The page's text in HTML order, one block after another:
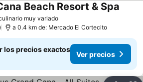
muy variadoVer precios
Beach Resort & Spa
a 0.4 km de: Mercado El Cortecito
los precios exactos
Ver precios